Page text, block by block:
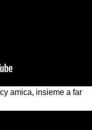
amica, insieme a far